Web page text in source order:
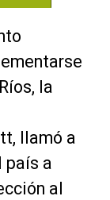
la
llamó a
país a
al